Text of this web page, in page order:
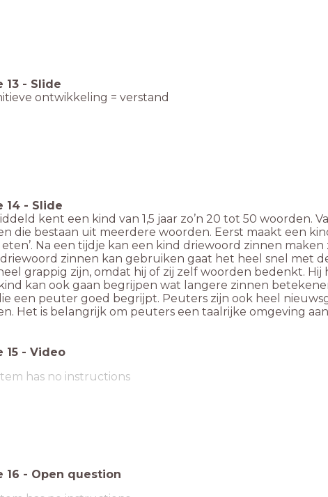
13 - Slide
ontwikkeling = verstand
14 - Slide
kent een kind van 1,5 jaar zo’n 20 tot 50 woorden.
die bestaan uit meerdere woorden. Eerst maakt een
eten’. Na een tijdje kan een kind driewoord zinnen maken
zinnen kan gebruiken gaat het heel snel met
grappig zijn, omdat hij of zij zelf woorden bedenkt.
kan ook gaan begrijpen wat langere zinnen
een peuter goed begrijpt. Peuters zijn ook heel
Het is belangrijk om peuters een taalrijke omgeving
15 - Video
has no instructions
16 - Open question